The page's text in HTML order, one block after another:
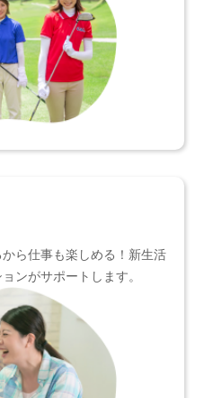
ら仕事も楽しめる！新生活
ンがサポートします。